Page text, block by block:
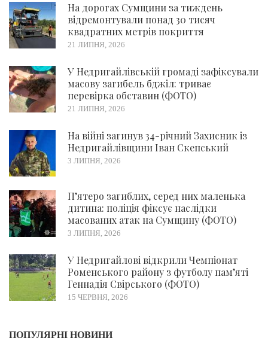
На дорогах Сумщини за тиждень
відремонтували понад 30 тисяч
квадратних метрів покриття
21 ЛИПНЯ, 2026
У Недригайлівській громаді зафіксували
масову загибель бджіл: триває
перевірка обставин (ФОТО)
21 ЛИПНЯ, 2026
На війні загинув 34-річний Захисник із
Недригайлівщини Іван Скепський
3 ЛИПНЯ, 2026
П’ятеро загиблих, серед них маленька
дитина: поліція фіксує наслідки
масованих атак на Сумщину (ФОТО)
3 ЛИПНЯ, 2026
У Недригайлові відкрили Чемпіонат
Роменського району з футболу пам’яті
Геннадія Свірського (ФОТО)
15 ЧЕРВНЯ, 2026
ПОПУЛЯРНІ НОВИНИ